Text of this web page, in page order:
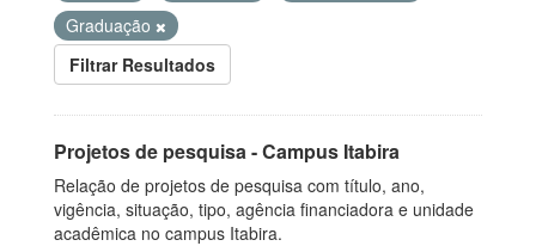
Graduação
Filtrar Resultados
Projetos de pesquisa - Campus Itabira
Relação de projetos de pesquisa com título, ano,
vigência, situação, tipo, agência financiadora e unidade
acadêmica no campus Itabira.